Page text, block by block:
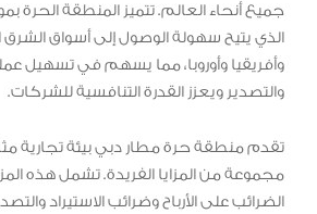
جميع أنحاء العالم. تتميز المنطقة الحرة
الذي يتيح سهولة الوصول إلى أسواق الشرق
وأفريقيا وأوروبا، مما يسهم في تسهيل
والتصدير ويعزز القدرة التنافسية للشركات.
تقدم منطقة حرة مطار دبي بيئة تجارية
مجموعة من المزايا الفريدة. تشمل هذه
الضرائب على الأرباح وضرائب الاستيراد